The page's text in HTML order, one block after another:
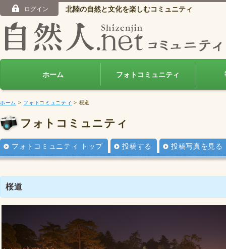
ログイン 北陸の自然と文化を楽しむコミュニティ
ホーム フォトコミュニティ
ホーム > フォトコミュニティ > 桜道
フォトコミュニティ
フォトコミュニティ トップ 投稿する 投稿写真を見る
桜道